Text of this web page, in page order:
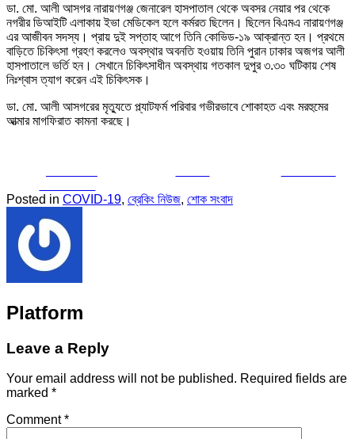
ডা. মো. আলী আসগর নারায়ণগঞ্জ জেনারেল হাসপাতাল থেকে অবসর নেয়ার পর থেকে
নগরীর ডিআইটি এলাকায় ইভা মেডিকেল হলে কর্মরত ছিলেন। ছিলেন বিএমএ নারায়ণগঞ্জ
এর আজীবন সদস্য। প্রায় দুই সপ্তাহ আগে তিনি কোভিড-১৯ আক্রান্ত হন। প্রথমে
বাড়িতে চিকিৎসা গ্রহণ করলেও অবস্থার অবনতি হওয়ায় তিনি পুরান ঢাকার অজগর আলী
হাসপাতালে ভর্তি হন। সেখানে চিকিৎসাধীন অবস্থায় গতকাল দুপুর ৩.৩০ ঘটিকায় শেষ
নিঃশ্বাস ত্যাগ করেন এই চিকিৎসক।
ডা. মো. আলী আসগরের মৃত্যুতে প্ল্যাটফর্ম পরিবার গভীরভাবে শোকাহত এবং মরহুমের
আত্মার মাগফিরাত কামনা করছে।
Posted in COVID-19, ব্রেকিং নিউজ, শোক সংবাদ
Platform
Leave a Reply
Your email address will not be published. Required fields are
marked *
Comment*